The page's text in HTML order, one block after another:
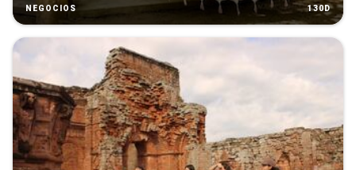
NEGOCIOS 130D